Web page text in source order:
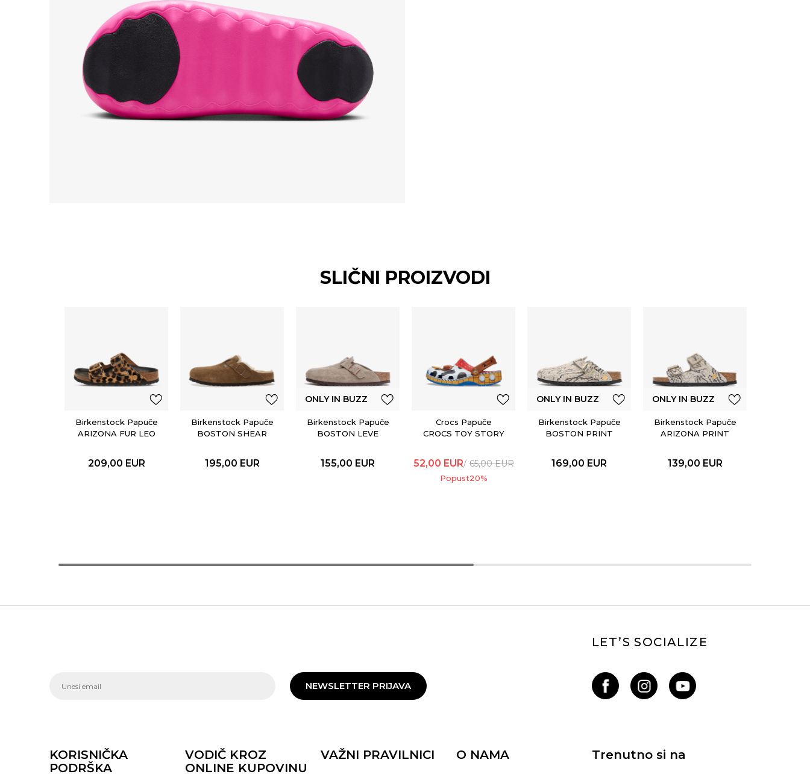
SLIČNI PROIZVODI
Birkenstock Papuče
ARIZONA FUR LEO
209,00 EUR
Birkenstock Papuče
BOSTON SHEAR
195,00 EUR
ONLY IN BUZZ
Birkenstock Papuče
BOSTON LEVE
155,00 EUR
Crocs Papuče
CROCS TOY STORY
52,00 EUR 65,00EUR
Popust20%
ONLY IN BUZZ
Birkenstock Papuče
BOSTON PRINT
169,00 EUR
ONLY IN BUZZ
Birkenstock Papuče
ARIZONA PRINT
139,00 EUR
NEWSLETTER PRIJAVA
LET’S SOCIALIZE
KORISNIČKA
PODRŠKA
VODIČ KROZ
ONLINE KUPOVINU
VAŽNI PRAVILNICI O NAMA Trenutno si na